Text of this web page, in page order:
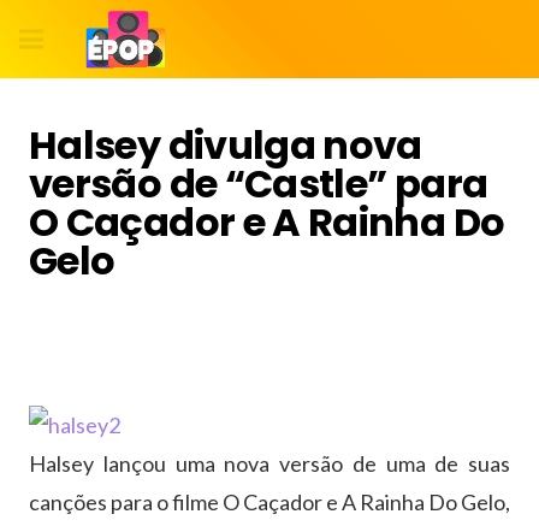
Halsey divulga nova
versão de “Castle” para
O Caçador e A Rainha Do
Gelo
Halsey lançou uma nova versão de uma de suas
canções para o filme O Caçador e A Rainha Do Gelo,